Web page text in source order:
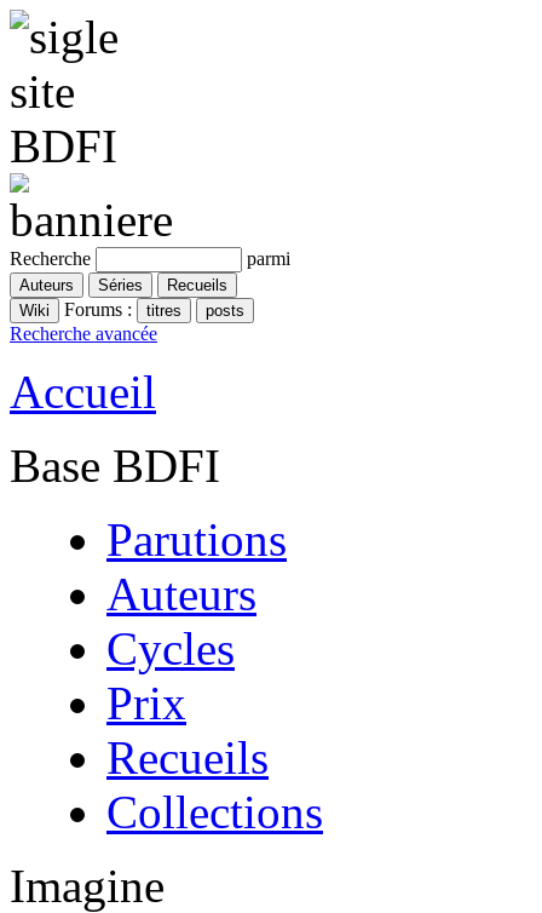
Recherche parmi
Forums :
Recherche avancée
Accueil
Base BDFI
Parutions
Auteurs
Cycles
Prix
Recueils
Collections
Imagine